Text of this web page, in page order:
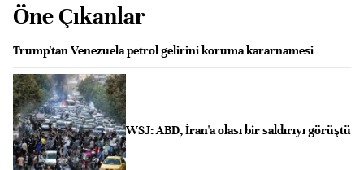
Öne Çıkanlar
Trump'tan Venezuela petrol gelirini koruma kararnamesi
WSJ: ABD, İran'a olası bir saldırıyı görüştü